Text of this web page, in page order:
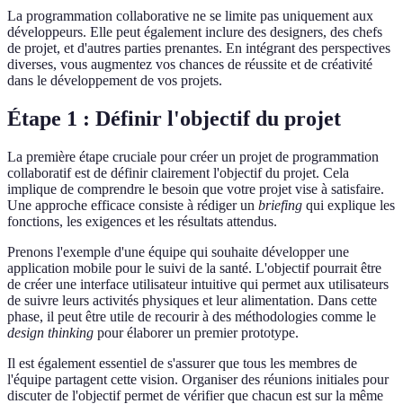
La programmation collaborative ne se limite pas uniquement aux
développeurs. Elle peut également inclure des designers, des chefs
de projet, et d'autres parties prenantes. En intégrant des perspectives
diverses, vous augmentez vos chances de réussite et de créativité
dans le développement de vos projets.
Étape 1 : Définir l'objectif du projet
La première étape cruciale pour créer un projet de programmation
collaboratif est de définir clairement l'objectif du projet. Cela
implique de comprendre le besoin que votre projet vise à satisfaire.
Une approche efficace consiste à rédiger un briefing qui explique les
fonctions, les exigences et les résultats attendus.
Prenons l'exemple d'une équipe qui souhaite développer une
application mobile pour le suivi de la santé. L'objectif pourrait être
de créer une interface utilisateur intuitive qui permet aux utilisateurs
de suivre leurs activités physiques et leur alimentation. Dans cette
phase, il peut être utile de recourir à des méthodologies comme le
design thinking pour élaborer un premier prototype.
Il est également essentiel de s'assurer que tous les membres de
l'équipe partagent cette vision. Organiser des réunions initiales pour
discuter de l'objectif permet de vérifier que chacun est sur la même